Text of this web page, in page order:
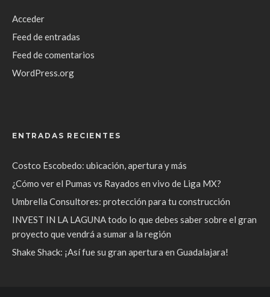
Acceder
Feed de entradas
Feed de comentarios
WordPress.org
ENTRADAS RECIENTES
Costco Escobedo: ubicación, apertura y más
¿Cómo ver el Pumas vs Rayados en vivo de Liga MX?
Umbrella Consultores: protección para tu construcción
INVEST IN LA LAGUNA todo lo que debes saber sobre el gran
proyecto que vendrá a sumar a la región
Shake Shack: ¡Así fue su gran apertura en Guadalajara!